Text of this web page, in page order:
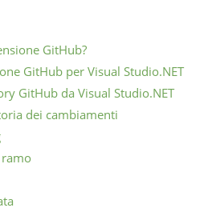
GitHub?
GitHub per Visual Studio.NET
GitHub da Visual Studio.NET
dei cambiamenti
ramo